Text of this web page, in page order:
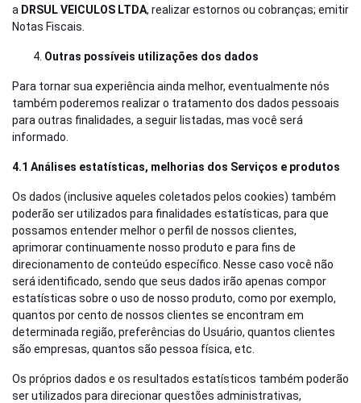
a DRSUL VEICULOS LTDA, realizar estornos ou cobranças; emitir
Notas Fiscais.
Outras possíveis utilizações dos dados
Para tornar sua experiência ainda melhor, eventualmente nós
também poderemos realizar o tratamento dos dados pessoais
para outras finalidades, a seguir listadas, mas você será
informado.
4.1 Análises estatísticas, melhorias dos Serviços e produtos
Os dados (inclusive aqueles coletados pelos cookies) também
poderão ser utilizados para finalidades estatísticas, para que
possamos entender melhor o perfil de nossos clientes,
aprimorar continuamente nosso produto e para fins de
direcionamento de conteúdo específico. Nesse caso você não
será identificado, sendo que seus dados irão apenas compor
estatísticas sobre o uso de nosso produto, como por exemplo,
quantos por cento de nossos clientes se encontram em
determinada região, preferências do Usuário, quantos clientes
são empresas, quantos são pessoa física, etc.
Os próprios dados e os resultados estatísticos também poderão
ser utilizados para direcionar questões administrativas,